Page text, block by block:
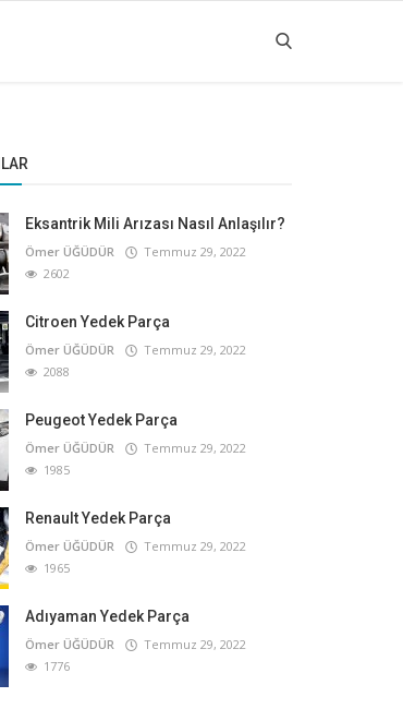
Eksantrik Mili Arızası Nasıl Anlaşılır?
Ömer ÜĞÜDÜR
Temmuz 29, 2022
2602
Citroen Yedek Parça
Ömer ÜĞÜDÜR
Temmuz 29, 2022
2088
Peugeot Yedek Parça
Ömer ÜĞÜDÜR
Temmuz 29, 2022
1985
Renault Yedek Parça
Ömer ÜĞÜDÜR
Temmuz 29, 2022
1965
Adıyaman Yedek Parça
Ömer ÜĞÜDÜR
Temmuz 29, 2022
1776